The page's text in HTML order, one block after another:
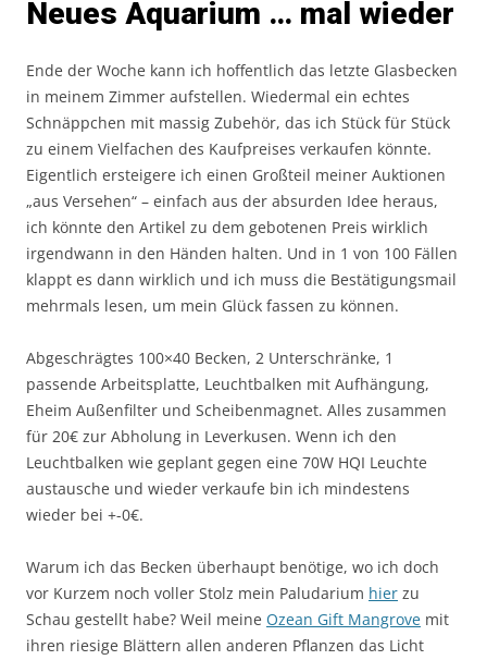
Neues Aquarium … mal wieder
Ende der Woche kann ich hoffentlich das letzte Glasbecken
in meinem Zimmer aufstellen. Wiedermal ein echtes
Schnäppchen mit massig Zubehör, das ich Stück für Stück
zu einem Vielfachen des Kaufpreises verkaufen könnte.
Eigentlich ersteigere ich einen Großteil meiner Auktionen
„aus Versehen“ – einfach aus der absurden Idee heraus,
ich könnte den Artikel zu dem gebotenen Preis wirklich
irgendwann in den Händen halten. Und in 1 von 100 Fällen
klappt es dann wirklich und ich muss die Bestätigungsmail
mehrmals lesen, um mein Glück fassen zu können.
Abgeschrägtes 100×40 Becken, 2 Unterschränke, 1
passende Arbeitsplatte, Leuchtbalken mit Aufhängung,
Eheim Außenfilter und Scheibenmagnet. Alles zusammen
für 20€ zur Abholung in Leverkusen. Wenn ich den
Leuchtbalken wie geplant gegen eine 70W HQI Leuchte
austausche und wieder verkaufe bin ich mindestens
wieder bei +-0€.
Warum ich das Becken überhaupt benötige, wo ich doch
vor Kurzem noch voller Stolz mein Paludarium hier zu
Schau gestellt habe? Weil meine Ozean Gift Mangrove mit
ihren riesige Blättern allen anderen Pflanzen das Licht